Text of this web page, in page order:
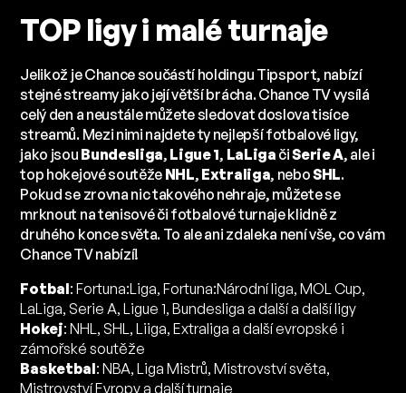
TOP ligy i malé turnaje
Jelikož je Chance součástí holdingu Tipsport, nabízí
stejné streamy jako její větší brácha. Chance TV vysílá
celý den a neustále můžete sledovat doslova tisíce
streamů. Mezi nimi najdete ty nejlepší fotbalové ligy,
jako jsou Bundesliga, Ligue 1, LaLiga čiSerie A, ale i
top hokejové soutěže NHL, Extraliga, neboSHL.
Pokud se zrovna nic takového nehraje, můžete se
mrknout na tenisové či fotbalové turnaje klidně z
druhého konce světa. To ale ani zdaleka není vše, co vám
Chance TV nabízí!
Fotbal: Fortuna:Liga, Fortuna:Národní liga, MOL Cup,
LaLiga, Serie A, Ligue 1, Bundesliga a další a další ligy
Hokej: NHL, SHL, Liiga, Extraliga a další evropské i
zámořské soutěže
Basketbal: NBA, Liga Mistrů, Mistrovství světa,
Mistrovství Evropy a další turnaje